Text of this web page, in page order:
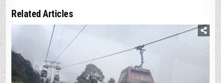
Related Articles